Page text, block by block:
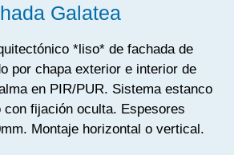
Galatea
*liso* de fachada de
por chapa exterior e interior de
en PIR/PUR. Sistema estanco
con fijación oculta. Espesores
Montaje horizontal o vertical.